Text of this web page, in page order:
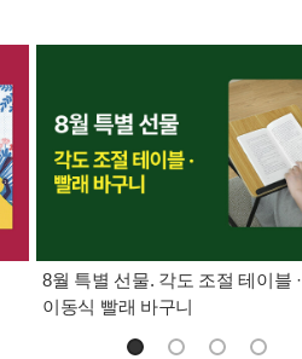
8월 특별 선물. 각도 조절 테이블 ·
이동식 빨래 바구니